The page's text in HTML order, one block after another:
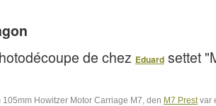
de chez Eduard settet
105mm Howitzer Motor Carriage M7, den M7 Prestvar